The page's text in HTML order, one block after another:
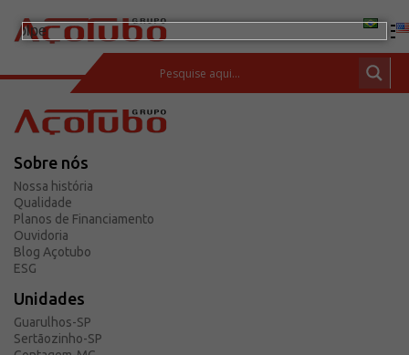
(11) 2413-2000
Tubos de aço carbono
Barras de Aço Carbono
Conexões e flanges
Soluções integradas
Incotep – Sistemas de Ancoragem
Sobre nós
Nossa história
Qualidade
Planos de Financiamento
Ouvidoria
Blog Açotubo
ESG
Unidades
Guarulhos-SP
Sertãozinho-SP